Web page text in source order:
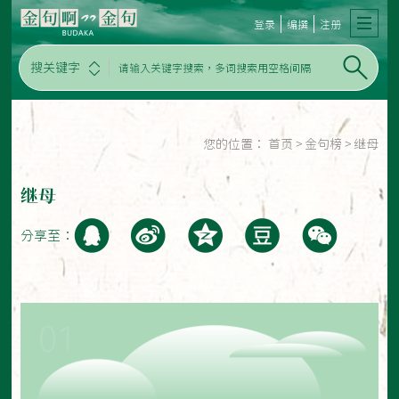
搜关键字
登录 编撰 注册
您的位置： 首页 > 金句榜 > 继母
继母
分享至：